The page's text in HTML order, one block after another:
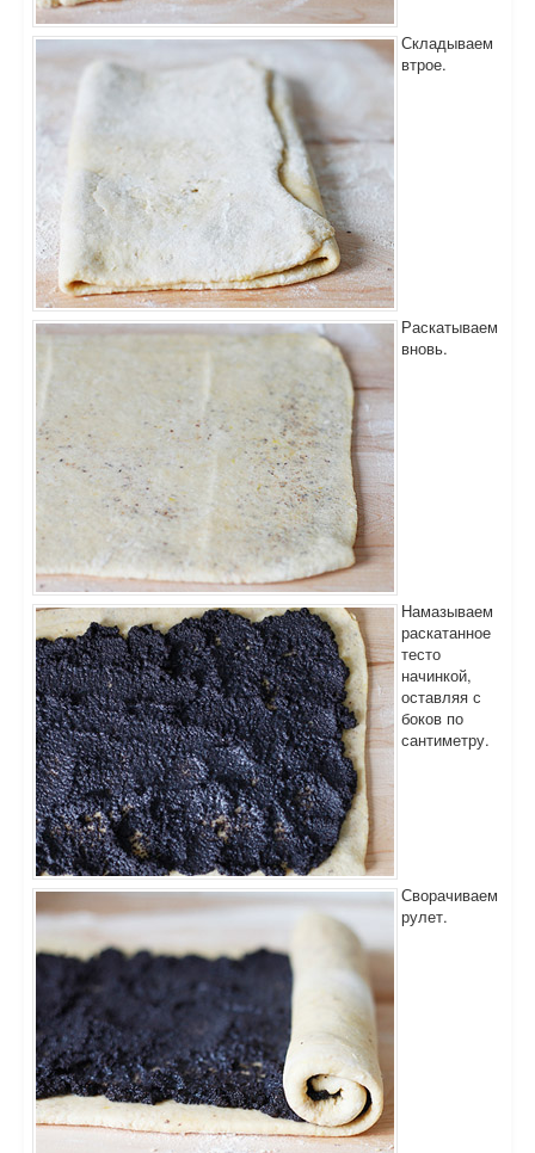
Складываем
втрое.
Раскатываем
вновь.
Намазываем
раскатанное
тесто
начинкой,
оставляя с
боков по
сантиметру.
Сворачиваем
рулет.